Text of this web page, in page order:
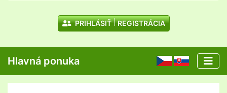
PRIHLÁSIŤ REGISTRÁCIA
Hlavná ponuka CZ SK